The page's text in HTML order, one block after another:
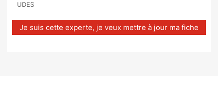
UDES
Je suis cette experte, je veux mettre à jour ma fiche